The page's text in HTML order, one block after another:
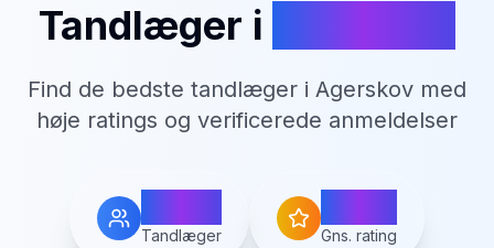
Tandlæger i
Find de bedste tandlæger i Agerskov med
høje ratings og verificerede anmeldelser
Tandlæger Gns. rating